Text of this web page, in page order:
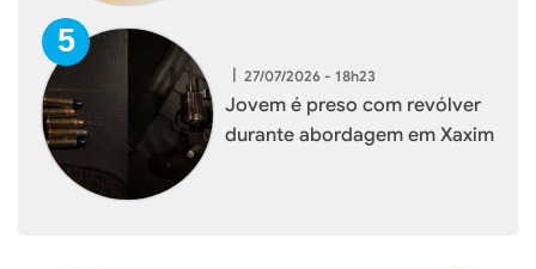
| 27/07/2026 - 18h23
Jovem é preso com revólver
durante abordagem em Xaxim